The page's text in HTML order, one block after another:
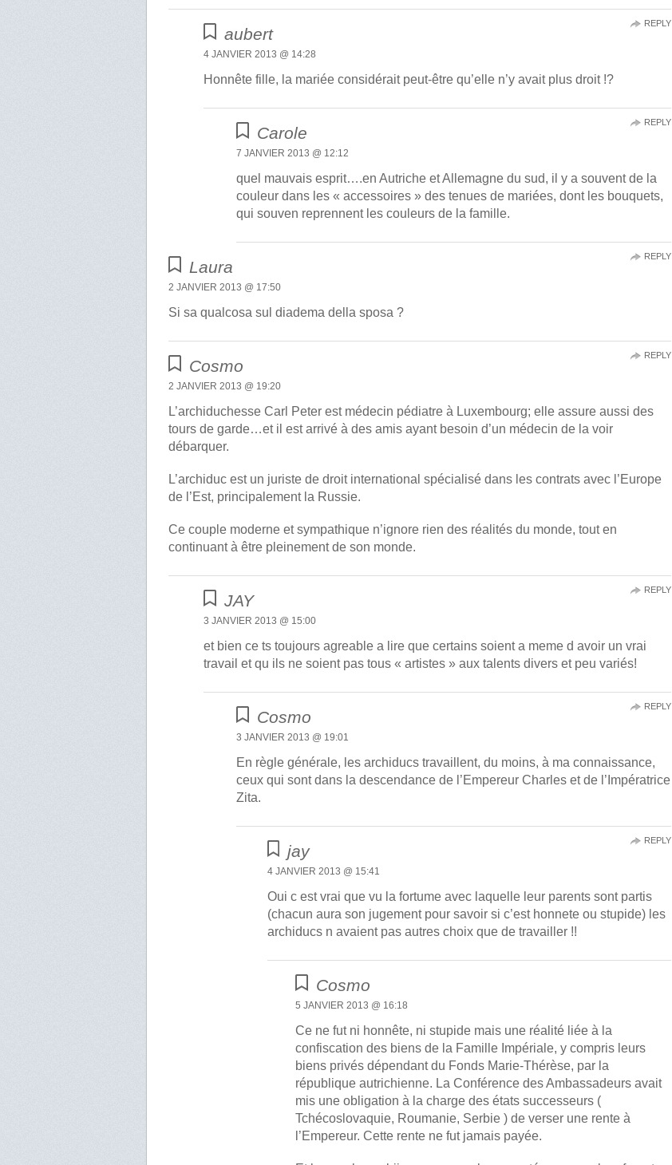
aubert
4 JANVIER 2013 @ 14:28
Honnête fille, la mariée considérait peut-être qu’elle n’y avait plus droit !?
REPLY
Carole
7 JANVIER 2013 @ 12:12
quel mauvais esprit….en Autriche et Allemagne du sud, il y a souvent de la
couleur dans les « accessoires » des tenues de mariées, dont les bouquets,
qui souven reprennent les couleurs de la famille.
REPLY
Laura
2 JANVIER 2013 @ 17:50
Si sa qualcosa sul diadema della sposa ?
REPLY
Cosmo
2 JANVIER 2013 @ 19:20
L’archiduchesse Carl Peter est médecin pédiatre à Luxembourg; elle assure aussi des
tours de garde…et il est arrivé à des amis ayant besoin d’un médecin de la voir
débarquer.
L’archiduc est un juriste de droit international spécialisé dans les contrats avec l’Europe
de l’Est, principalement la Russie.
Ce couple moderne et sympathique n’ignore rien des réalités du monde, tout en
continuant à être pleinement de son monde.
REPLY
JAY
3 JANVIER 2013 @ 15:00
et bien ce ts toujours agreable a lire que certains soient a meme d avoir un vrai
travail et qu ils ne soient pas tous « artistes » aux talents divers et peu variés!
REPLY
Cosmo
3 JANVIER 2013 @ 19:01
En règle générale, les archiducs travaillent, du moins, à ma connaissance,
ceux qui sont dans la descendance de l’Empereur Charles et de l’Impératrice
Zita.
REPLY
jay
4 JANVIER 2013 @ 15:41
Oui c est vrai que vu la fortume avec laquelle leur parents sont partis
(chacun aura son jugement pour savoir si c’est honnete ou stupide) les
archiducs n avaient pas autres choix que de travailler !!
REPLY
Cosmo
5 JANVIER 2013 @ 16:18
Ce ne fut ni honnête, ni stupide mais une réalité liée à la
confiscation des biens de la Famille Impériale, y compris leurs
biens privés dépendant du Fonds Marie-Thérèse, par la
république autrichienne. La Conférence des Ambassadeurs avait
mis une obligation à la charge des états successeurs (
Tchécoslovaquie, Roumanie, Serbie ) de verser une rente à
l’Empereur. Cette rente ne fut jamais payée.